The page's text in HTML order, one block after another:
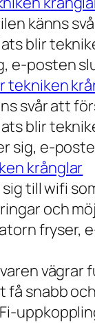
känns
blir
e-posten
tekniken
svår att
blir
sig, e-
krånglar
till wifi
och
fryser,
snabb